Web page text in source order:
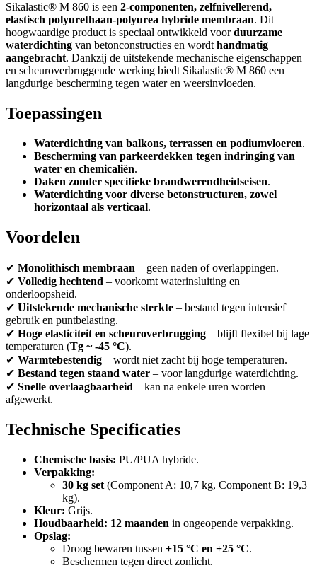
Sikalastic® M 860 is een 2-componenten, zelfnivellerend,
elastisch polyurethaan-polyurea hybride membraan. Dit
hoogwaardige product is speciaal ontwikkeld voorduurzame
waterdichting van betonconstructies en wordthandmatig
aangebracht. Dankzij de uitstekende mechanische eigenschappen
en scheuroverbruggende werking biedt Sikalastic® M 860 een
langdurige bescherming tegen water en weersinvloeden.
Toepassingen
Waterdichting van balkons, terrassen en podiumvloeren.
Bescherming van parkeerdekken tegen indringing van
water en chemicaliën.
Daken zonder specifieke brandwerendheidseisen.
Waterdichting voor diverse betonstructuren, zowel
horizontaal als verticaal.
Voordelen
✔ Monolithisch membraan – geen naden of overlappingen.
✔ Volledig hechtend – voorkomt waterinsluiting en
onderloopsheid.
✔ Uitstekende mechanische sterkte – bestand tegen intensief
gebruik en puntbelasting.
✔ Hoge elasticiteit en scheuroverbrugging – blijft flexibel bij lage
temperaturen (Tg ~ -45 °C).
✔ Warmtebestendig – wordt niet zacht bij hoge temperaturen.
✔ Bestand tegen staand water – voor langdurige waterdichting.
✔ Snelle overlaagbaarheid – kan na enkele uren worden
afgewerkt.
Technische Specificaties
Chemische basis: PU/PUA hybride.
Verpakking:
30 kg set (Component A: 10,7 kg, Component B: 19,3
kg).
Kleur: Grijs.
Houdbaarheid: 12 maanden in ongeopende verpakking.
Opslag:
Droog bewaren tussen +15 °C en +25 °C.
Beschermen tegen direct zonlicht.